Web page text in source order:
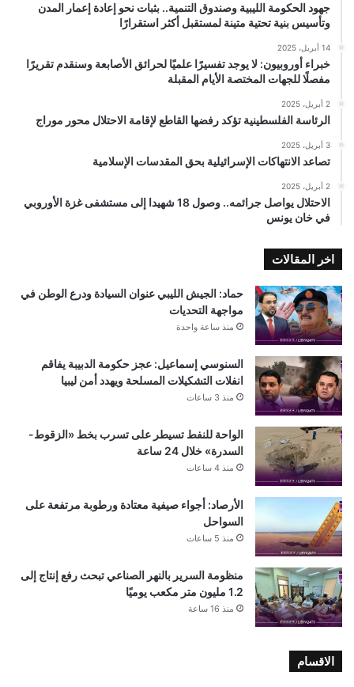
جهود الحكومة الليبية وصندوق التنمية.. بثبات نحو إعادة إعمار المدن
وتأسيس بنية تحتية متينة لمستقبل أكثر استقرارًا
14 أبريل، 2025
خبراء أوروبيون: لا يوجد تفسيرًا علميًا لحرائق الأصابعة وسنقدم تقريرًا
مفصلًا للجهات المختصة الأيام المقبلة
2 أبريل، 2025
الرئاسة الفلسطينية تؤكد رفضها القاطع لإقامة الاحتلال محور موراج
3 أبريل، 2025
تصاعد الانتهاكات الإسرائيلية بحق المقدسات الإسلامية
2 أبريل، 2025
الاحتلال يواصل جرائمه.. وصول 18 شهيدا إلى مستشفى غزة الأوروبي
في خان يونس
اخر المقالات
حماد: الجيش الليبي عنوان السيادة ودرع الوطن في
مواجهة التحديات
منذ ساعة واحدة
السنوسي إسماعيل: عجز حكومة الدبيبة يفاقم
انفلات التشكيلات المسلحة ويهدد أمن ليبيا
منذ 3 ساعات
الواحة للنفط تسيطر على تسرب بخط «الزقوط-
السدرة» خلال 24 ساعة
منذ 4 ساعات
الأرصاد: أجواء صيفية معتادة ورطوبة مرتفعة على
السواحل
منذ 5 ساعات
منظومة السرير بالنهر الصناعي تبحث رفع إنتاج إلى
1.2 مليون متر مكعب يوميًا
منذ 16 ساعة
الاقسام